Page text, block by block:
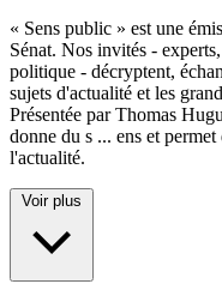
« Sens public » est une
Sénat. Nos invités -
politique - décryptent,
sujets d'actualité et les
Présentée par Thomas
donne du s ... ens et
l'actualité.
Voir plus